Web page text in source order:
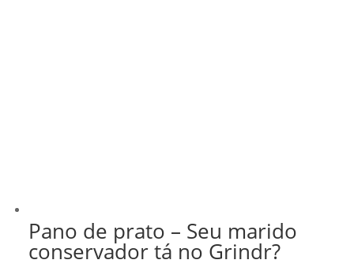
Pano de prato – Seu marido
conservador tá no Grindr?